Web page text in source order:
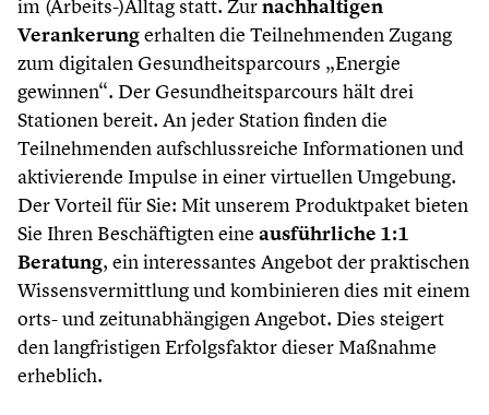
im (Arbeits-)Alltag statt. Zurnachhaltigen
Verankerungerhalten die Teilnehmenden Zugang
zum digitalen Gesundheitsparcours „Energie
gewinnen“. Der Gesundheitsparcours hält drei
Stationen bereit. An jeder Station finden die
Teilnehmenden aufschlussreiche Informationen und
aktivierende Impulse in einer virtuellen Umgebung.
Der Vorteil für Sie: Mit unserem Produktpaket bieten
Sie Ihren Beschäftigten eine ausführliche 1:1
Beratung, ein interessantes Angebot der praktischen
Wissensvermittlung und kombinieren dies mit einem
orts- und zeitunabhängigen Angebot. Dies steigert
den langfristigen Erfolgsfaktor dieser Maßnahme
erheblich.